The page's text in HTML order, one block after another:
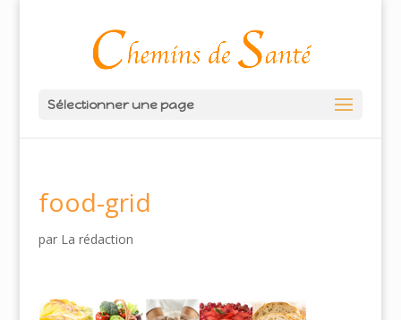
Sélectionner une page
food-grid
par La rédaction